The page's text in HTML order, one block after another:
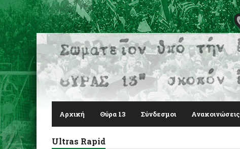
Αρχική Θύρα 13 Σύνδεσμοι Ανακοινώσεις
Ultras Rapid